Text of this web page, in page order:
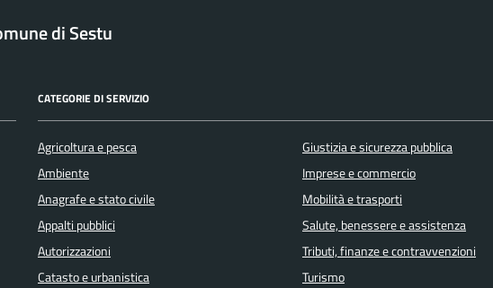
di Sestu
CATEGORIE DI SERVIZIO
Agricoltura e pesca
Ambiente
Anagrafe e stato civile
Appalti pubblici
Autorizzazioni
Catasto e urbanistica
Giustizia e sicurezza pubblica
Imprese e commercio
Mobilità e trasporti
Salute, benessere e assistenza
Tributi, finanze e contravvenzioni
Turismo